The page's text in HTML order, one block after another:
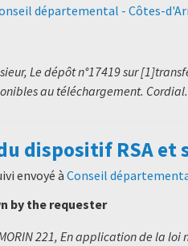
départemental - Côtes-
Le dépôt n°17419 sur
au téléchargement.
dispositif RSA et
envoyé àConseil
by the requester
221, En application de la